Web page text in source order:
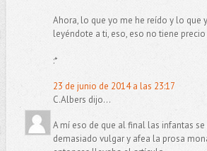
Ahora, lo que yo me he reído y lo que
leyéndote a ti, eso, eso no tiene
:*
23 de junio de 2014 a las 23:17
C.Albers dijo...
A mí eso de que al final las infantas
demasiado vulgar y afea la prosa